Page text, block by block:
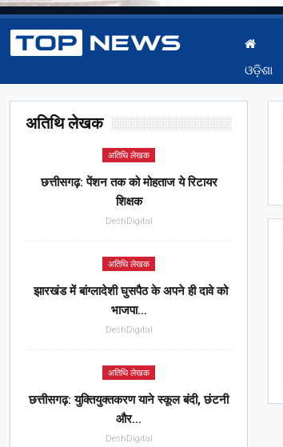
ଓଡ଼ିଶା
अतिथि लेखक
अतिथि लेखक
छत्तीसगढ़: पेंशन तक को मोहताज ये रिटायर
शिक्षक
DeshDigital
अतिथि लेखक
झारखंड में बांग्लादेशी घुसपैठ के अपने ही दावे को
भाजपा…
DeshDigital
अतिथि लेखक
छत्तीसगढ़: युक्तियुक्तकरण याने स्कूल बंदी, छंटनी
और…
DeshDigital